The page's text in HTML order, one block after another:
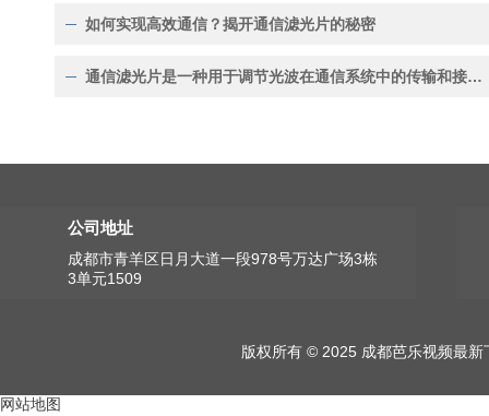
如何实现高效通信？揭开通信滤光片的秘密
通信滤光片是一种用于调节光波在通信系统中的传输和接收中的光谱特性的光学元件
公司地址
成都市青羊区日月大道一段978号万达广场3栋
3单元1509
版权所有 © 2025 成都芭乐视频最
网站地图